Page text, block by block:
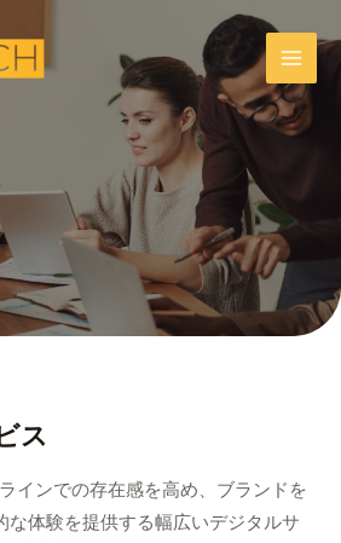
ス
インでの存在感を高め、ブランドを
な体験を提供する幅広いデジタルサ